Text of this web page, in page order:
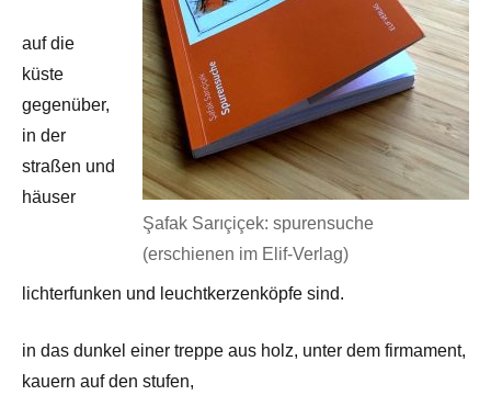
Şafak Sarıçiçek: spurensuche
(erschienen im Elif-Verlag)
auf die
küste
gegenüber,
in der
straßen und
häuser
lichterfunken und leuchtkerzenköpfe sind.
in das dunkel einer treppe aus holz, unter dem firmament,
kauern auf den stufen,